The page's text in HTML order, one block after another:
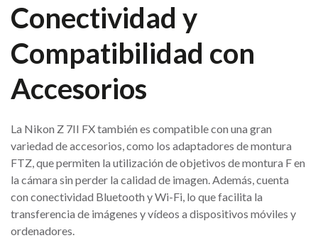
Conectividad y
Compatibilidad con
Accesorios
La Nikon Z 7II FX también es compatible con una gran
variedad de accesorios, como los adaptadores de montura
FTZ, que permiten la utilización de objetivos de montura F en
la cámara sin perder la calidad de imagen. Además, cuenta
con conectividad Bluetooth y Wi-Fi, lo que facilita la
transferencia de imágenes y vídeos a dispositivos móviles y
ordenadores.